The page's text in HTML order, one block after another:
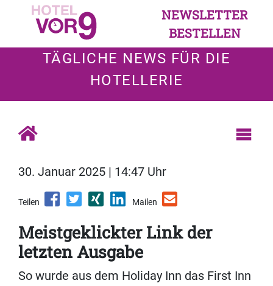
NEWSLETTER
BESTELLEN
TÄGLICHE NEWS FÜR DIE
HOTELLERIE
30. Januar 2025 | 14:47 Uhr
Teilen Mailen
Meistgeklickter Link der
letzten Ausgabe
So wurde aus dem Holiday Inn das First Inn